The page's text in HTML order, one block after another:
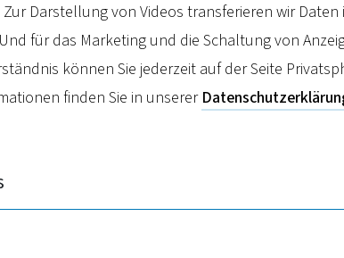
und stationären
Deshalb fordert der PKV-Verband
Darstellung von Videos transferieren wir Daten
für das Marketing und die Schaltung von
können Sie jederzeit auf der Seite
finden Sie in unserer